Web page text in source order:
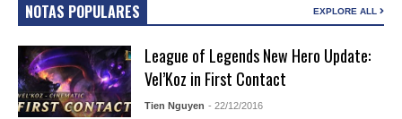
NOTAS POPULARES EXPLORE ALL
League of Legends New Hero Update:
Vel’Koz in First Contact
Tien Nguyen - 22/12/2016